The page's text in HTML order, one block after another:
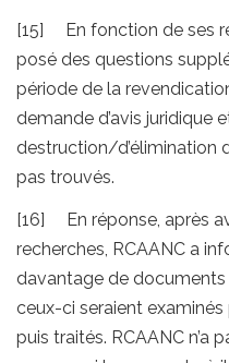
[15] En fonction de ses
posé des questions
période de la
demande d’avis juridique
destruction/d’élimination
pas trouvés.
[16] En réponse, après
recherches, RCAANC a
davantage de
ceux-ci seraient examinés
puis traités. RCAANC n’a